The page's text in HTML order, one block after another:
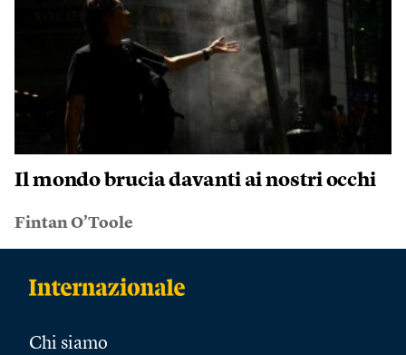
Il mondo brucia davanti ai nostri occhi
Fintan O’Toole
Chi siamo